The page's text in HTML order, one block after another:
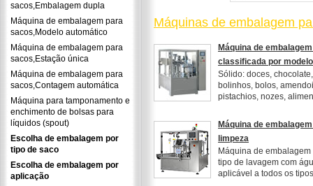
sacos,Embalagem dupla
Máquina de embalagem para
sacos,Modelo automático
Máquina de embalagem para
sacos,Estação única
Máquina de embalagem para
sacos,Contagem automática
Máquina para tamponamento e
enchimento de bolsas para
líquidos (spout)
Escolha de embalagem por
tipo de saco
Escolha de embalagem por
aplicação
Máquinas de embalagem
Máquina de
classificada por
Sólido: doces,
bolinhos, bolos,
pistachios, nozes,
Máquina de
limpeza
Máquina de
tipo de lavagem com
aplicável a todos os